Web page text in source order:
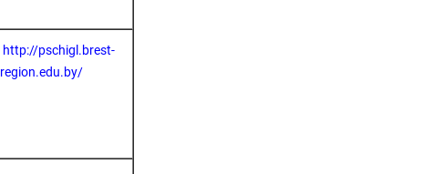
http://pschigl.brest-
region.edu.by/